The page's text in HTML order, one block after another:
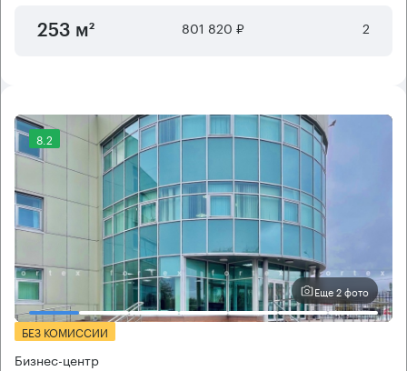
253 м² 801 820 ₽ 2
8.2
Еще 2 фото
БЕЗ КОМИССИИ
Бизнес-центр